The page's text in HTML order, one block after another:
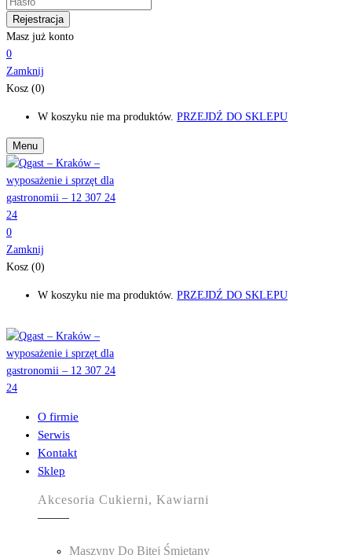
Masz już konto
0
Zamknij
Kosz (0)
W koszyku nie ma produktów. PRZEJDŹ DO SKLEPU
Menu
0
Zamknij
Kosz (0)
W koszyku nie ma produktów. PRZEJDŹ DO SKLEPU
O firmie
Serwis
Kontakt
Sklep
Akcesoria Cukierni, Kawiarni
Maszyny Do Bitej Śmietany